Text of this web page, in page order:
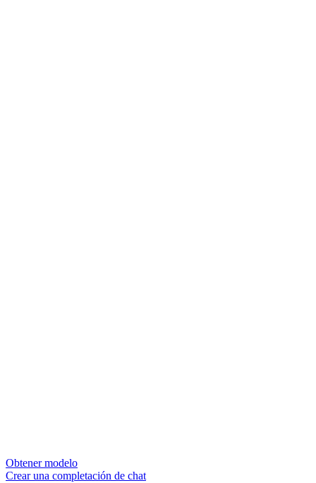
Obtener modelo
Crear una completación de chat